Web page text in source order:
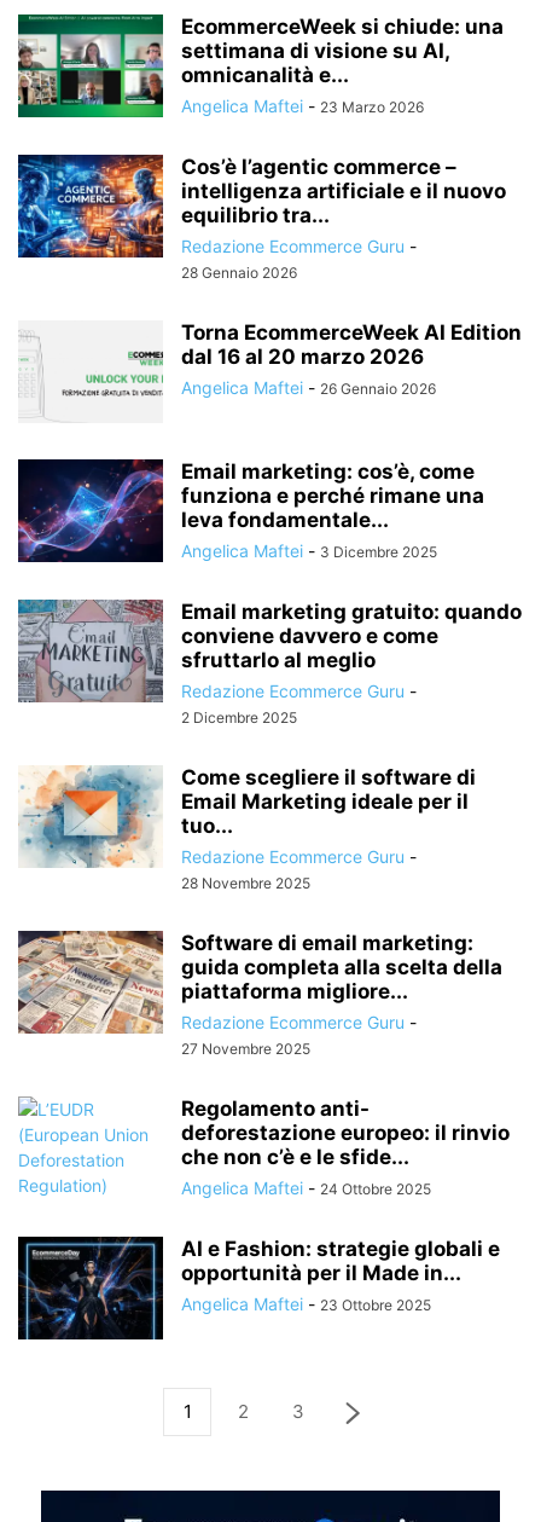
EcommerceWeek si chiude: una
settimana di visione su AI,
omnicanalità e...
Angelica Maftei - 23 Marzo 2026
Cos’è l’agentic commerce –
intelligenza artificiale e il nuovo
equilibrio tra...
Redazione Ecommerce Guru -
28 Gennaio 2026
Torna EcommerceWeek AI Edition
dal 16 al 20 marzo 2026
Angelica Maftei - 26 Gennaio 2026
Email marketing: cos’è, come
funziona e perché rimane una
leva fondamentale...
Angelica Maftei - 3 Dicembre 2025
Email marketing gratuito: quando
conviene davvero e come
sfruttarlo al meglio
Redazione Ecommerce Guru -
2 Dicembre 2025
Come scegliere il software di
Email Marketing ideale per il
tuo...
Redazione Ecommerce Guru -
28 Novembre 2025
Software di email marketing:
guida completa alla scelta della
piattaforma migliore...
Redazione Ecommerce Guru -
27 Novembre 2025
Regolamento anti-
deforestazione europeo: il rinvio
che non c’è e le sfide...
Angelica Maftei - 24 Ottobre 2025
AI e Fashion: strategie globali e
opportunità per il Made in...
Angelica Maftei - 23 Ottobre 2025
1 2 3